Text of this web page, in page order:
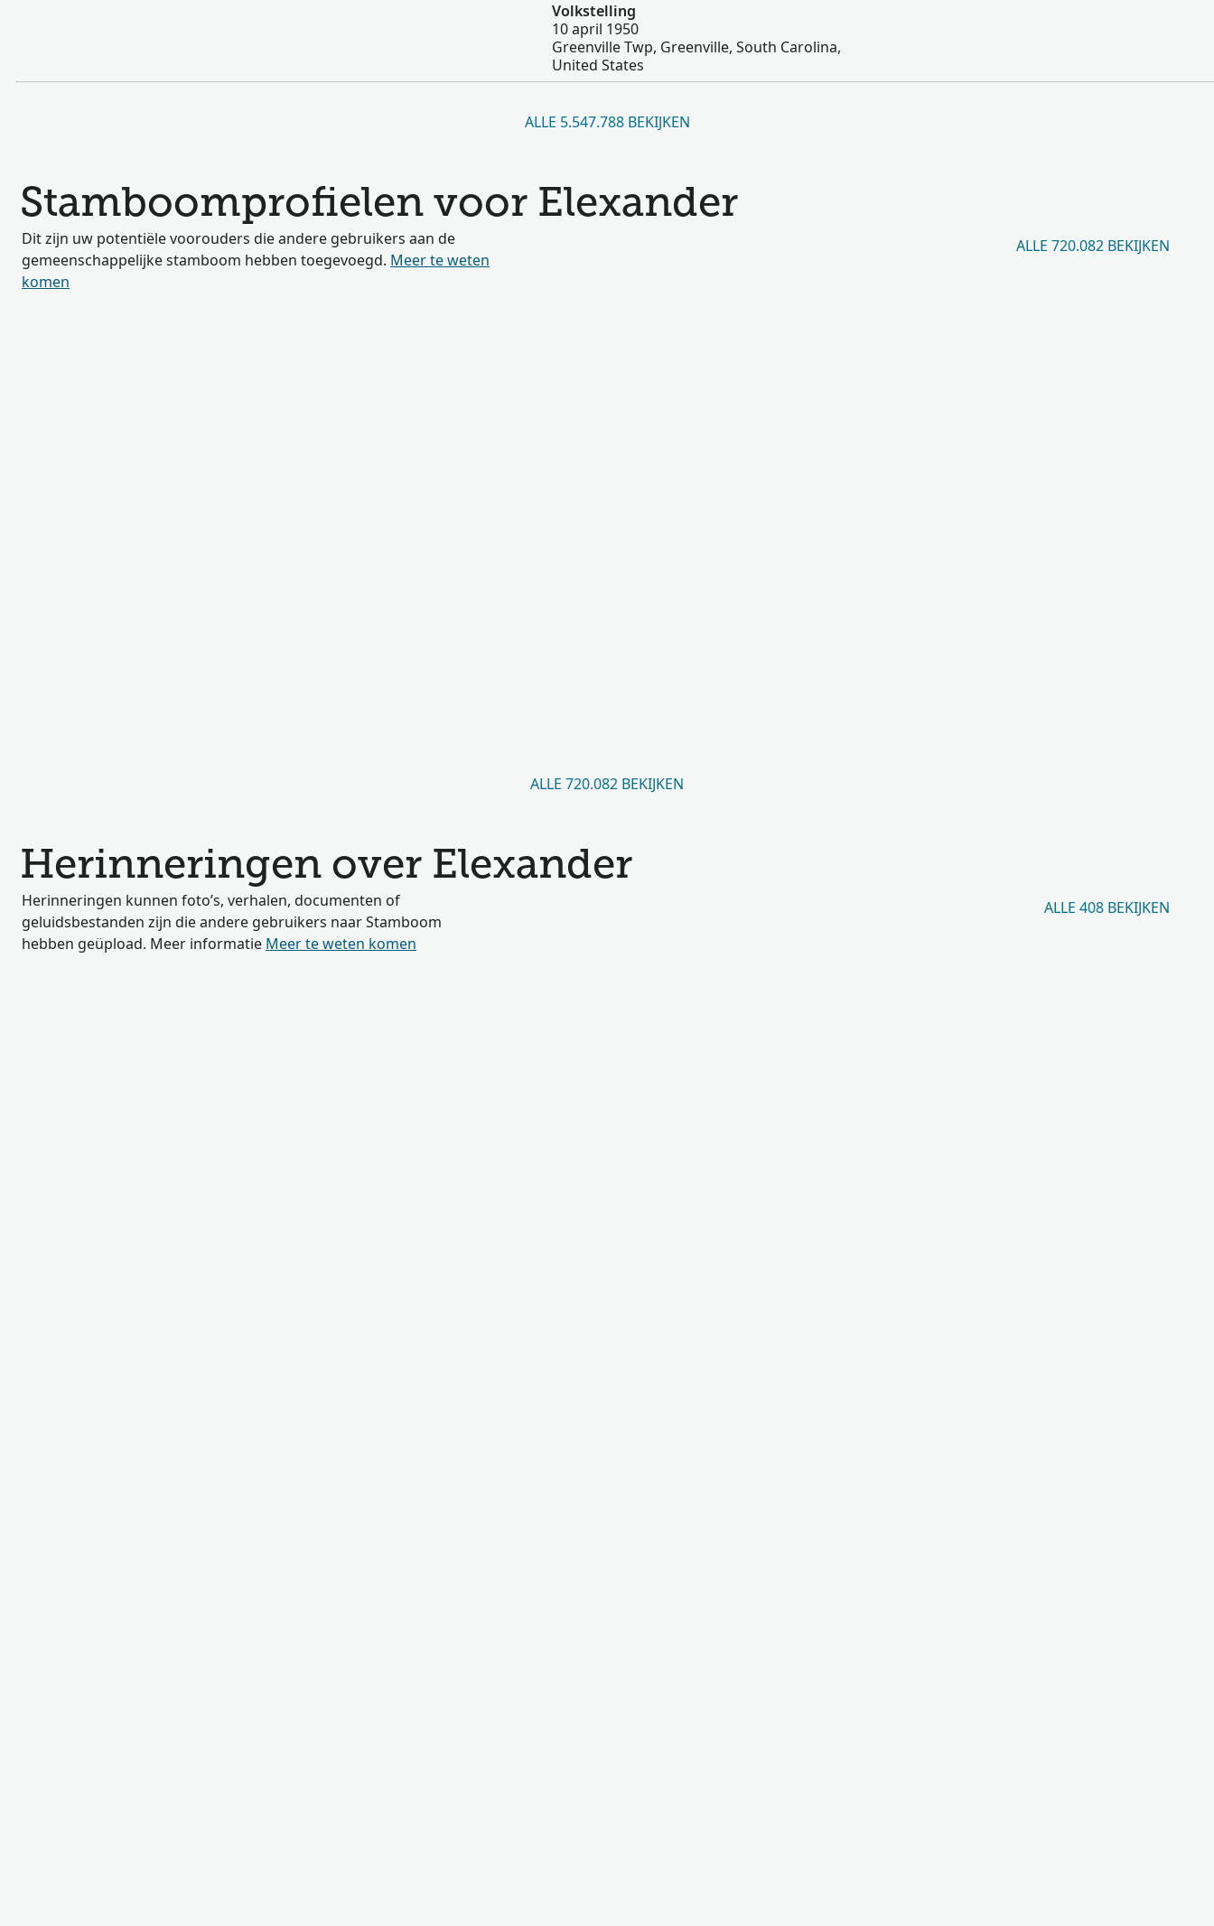
Volkstelling
10 april 1950
Greenville Twp, Greenville, South Carolina,
United States
ALLE 5.547.788 BEKIJKEN
Stamboomprofielen voor Elexander
Dit zijn uw potentiële voorouders die andere gebruikers aan de
gemeenschappelijke stamboom hebben toegevoegd. Meer te weten
komen
ALLE 720.082 BEKIJKEN
ALLE 720.082 BEKIJKEN
Herinneringen over Elexander
Herinneringen kunnen foto’s, verhalen, documenten of
geluidsbestanden zijn die andere gebruikers naar Stamboom
hebben geüpload. Meer informatie Meer te weten komen
ALLE 408 BEKIJKEN